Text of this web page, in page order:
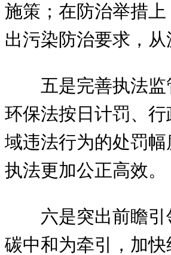
施策；在防治举措
出污染防治要求，从
五是完善执法
环保法按日计罚、
域违法行为的处罚
执法更加公正高效。
六是突出前瞻
碳中和为牵引，加